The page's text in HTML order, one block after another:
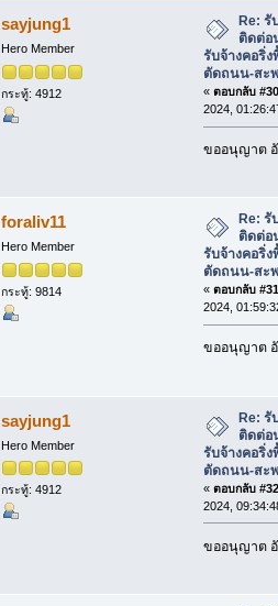
รับจ้างคอริ่งพื้น-คาน, รับตัดถนน-สะพาน
sayjung1
Hero Member
กระทู้: 4912
Re: รั
ติดต่อ
รับจ้างคอริ่
ตัดถนน-สะ
« ตอบกลับ
2024,
ขออนุญาต
foraliv11
Hero Member
กระทู้: 9814
Re: รั
ติดต่อ
รับจ้างคอริ่
ตัดถนน-สะ
« ตอบกลับ
2024,
ขออนุญาต
sayjung1
Hero Member
กระทู้: 4912
Re: รั
ติดต่อ
รับจ้างคอริ่
ตัดถนน-สะ
« ตอบกลับ
2024,
ขออนุญาต